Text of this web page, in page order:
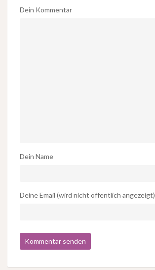
Dein Kommentar
Dein Name
Deine Email (wird nicht öffentlich angezeigt)